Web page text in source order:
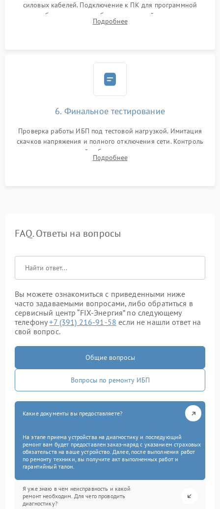
силовых кабелей. Подключение к ПК для программной
калибровки констант батареи, настройки порогов
срабатывания AVR и сброса счетчиков старения АКБ.
Подробнее
6. Финальное тестирование
Проверка работы ИБП под тестовой нагрузкой. Имитация
скачков напряжения и полного отключения сети. Контроль
времени автономной работы, температурного режима и
корректности формы выходного сигнала.
Подробнее
FAQ. Ответы на вопросы
Вы можете ознакомиться с приведенными ниже
часто задаваемыми вопросами, либо обратиться в
сервисный центр “FIX-Энергия” по следующему
телефону+7 (391) 216-91-58 если не нашли ответ на
свой вопрос.
Общие вопросы
Вопросы по ремонту ИБП
Какие документы вы предоставляете?
На этапе приема устройства на диагностику и последующий
ремонт вам будет предоставлен заказ-наряд с указанием страховых
обязательств на ваше устройство. Далее, после выполнения работ
по ремонту техники, вы получите акт выполненных работ и
гарантийный талон.
Я уже знаю в чем неисправность и какой
ремонт необходим. Для чего проводить
диагностику?